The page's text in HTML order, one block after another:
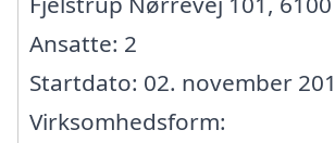
Ansatte: 2
Startdato: 02. november
Virksomhedsform: